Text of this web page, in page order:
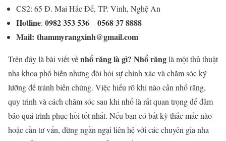
CS2: 65 Đ. Mai Hắc Đế, TP. Vinh, Nghệ An
Hotline: 0982 353 536–0568 37 8888
Mail: thammyrangxinh@gmail.com
Trên đây là bài viết vềnhổ răng là gì? Nhổ rănglà một thủ thuật
nha khoa phổ biến nhưng đòi hỏi sự chính xác và chăm sóc kỹ
lưỡng để tránh biến chứng. Việc hiểu rõ khi nào cần nhổ răng,
quy trình và cách chăm sóc sau khi nhổ là rất quan trọng để đảm
bảo quá trình phục hồi tốt nhất. Nếu bạn có bất kỳ thắc mắc nào
hoặc cần tư vấn, đừng ngần ngại liên hệ với các chuyên gia nha